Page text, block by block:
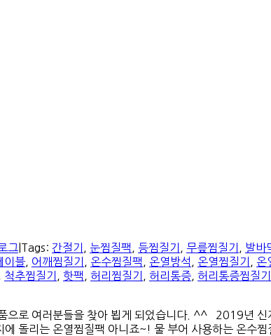
그 Tags: 간절기 눈찜질팩 등찜질기 무릎찜질기 발바
이블 어깨찜질기 온수찜질팩 온열방석 온열찜질기 온
척추찜질기 핫팩 허리찜질기 허리통증 허리통증찜질기
으로 여러분들을 찾아 뵙게 되었습니다. ^^ 2019년
리는 온열찜질팩 아니죠~! 물 부어 사용하는 온수